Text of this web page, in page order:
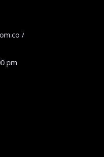
/
pm